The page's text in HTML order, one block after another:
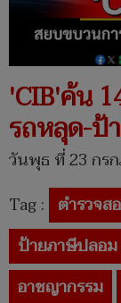
'CIB'ค้น
รถหลุด-ป้
วันพุธ ที่ 23 กร
Tag : ตำรวจส
ป้ายภาษีปลอม
อาชญากรรม